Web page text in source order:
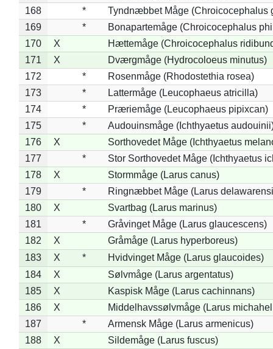
168
*
Tyndnæbbet Måge (Chroicocephalus
169
*
Bonapartemåge (Chroicocephalus
170
X
Hættemåge (Chroicocephalus
171
X
Dværgmåge (Hydrocoloeus minutus)
172
*
Rosenmåge (Rhodostethia rosea)
173
*
Lattermåge (Leucophaeus atricilla)
174
*
Præriemåge (Leucophaeus pipixcan)
175
*
Audouinsmåge (Ichthyaetus
176
X
Sorthovedet Måge (Ichthyaetus
177
*
Stor Sorthovedet Måge (Ichthyaetus
178
X
Stormmåge (Larus canus)
179
*
Ringnæbbet Måge (Larus
180
X
Svartbag (Larus marinus)
181
*
Gråvinget Måge (Larus glaucescens)
182
X
Gråmåge (Larus hyperboreus)
183
X *
Hvidvinget Måge (Larus glaucoides)
184
X
Sølvmåge (Larus argentatus)
185
X
Kaspisk Måge (Larus cachinnans)
186
X
Middelhavssølvmåge (Larus
187
*
Armensk Måge (Larus armenicus)
188
X
Sildemåge (Larus fuscus)